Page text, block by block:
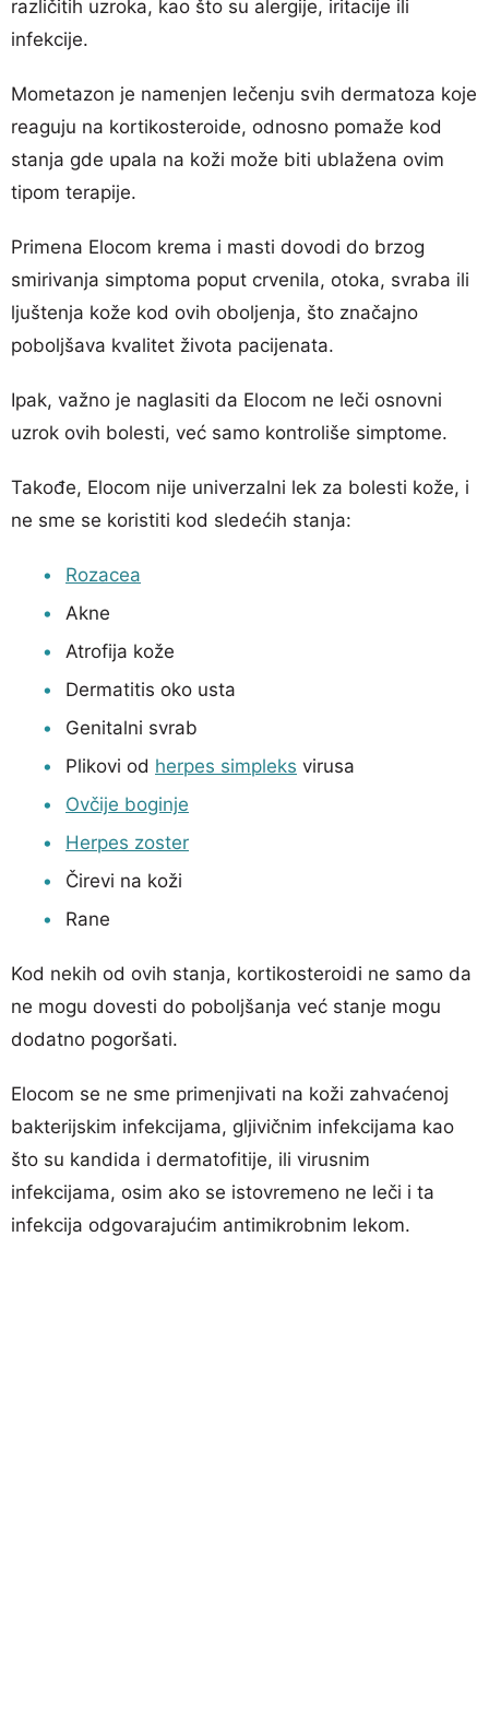
različitih uzroka, kao što su alergije, iritacije ili
infekcije.
Mometazon je namenjen lečenju svih dermatoza koje
reaguju na kortikosteroide, odnosno pomaže kod
stanja gde upala na koži može biti ublažena ovim
tipom terapije.
Primena Elocom krema i masti dovodi do brzog
smirivanja simptoma poput crvenila, otoka, svraba ili
ljuštenja kože kod ovih oboljenja, što značajno
poboljšava kvalitet života pacijenata.
Ipak, važno je naglasiti da Elocom ne leči osnovni
uzrok ovih bolesti, već samo kontroliše simptome.
Takođe, Elocom nije univerzalni lek za bolesti kože, i
ne sme se koristiti kod sledećih stanja:
Rozacea
Akne
Atrofija kože
Dermatitis oko usta
Genitalni svrab
Plikovi od herpes simpleks virusa
Ovčije boginje
Herpes zoster
Čirevi na koži
Rane
Kod nekih od ovih stanja, kortikosteroidi ne samo da
ne mogu dovesti do poboljšanja već stanje mogu
dodatno pogoršati.
Elocom se ne sme primenjivati na koži zahvaćenoj
bakterijskim infekcijama, gljivičnim infekcijama kao
što su kandida i dermatofitije, ili virusnim
infekcijama, osim ako se istovremeno ne leči i ta
infekcija odgovarajućim antimikrobnim lekom.